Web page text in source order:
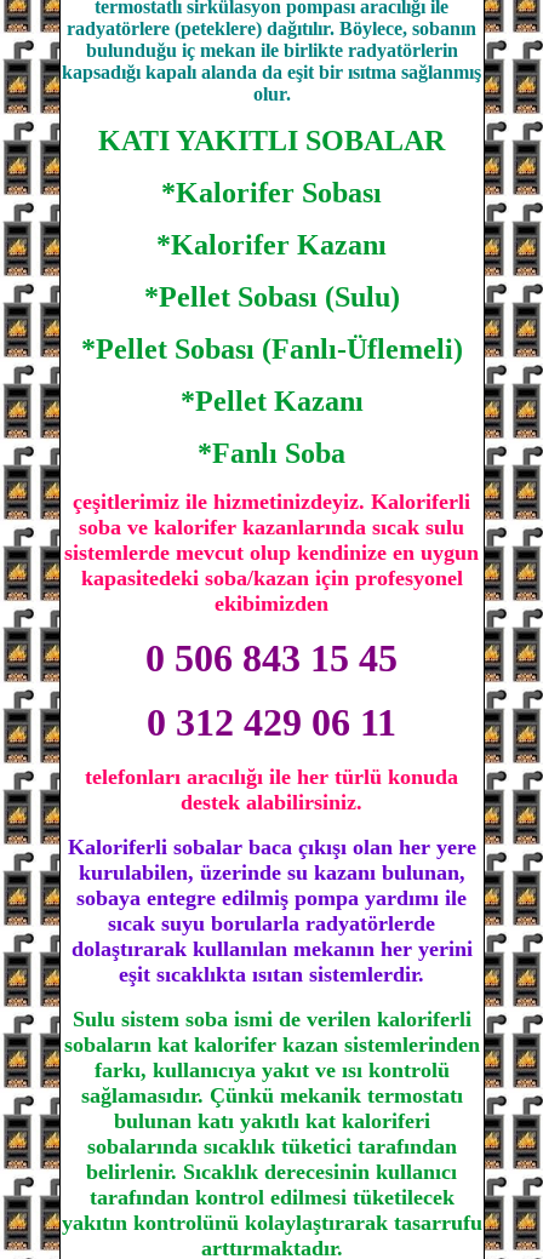
termostatlı sirkülasyon pompası aracılığı ile
radyatörlere (peteklere) dağıtılır. Böylece, sobanın
bulunduğu iç mekan ile birlikte radyatörlerin
kapsadığı kapalı alanda da eşit bir ısıtma sağlanmış
olur.
KATI YAKITLI SOBALAR
*Kalorifer Sobası
*Kalorifer Kazanı
*Pellet Sobası (Sulu)
*Pellet Sobası (Fanlı-Üflemeli)
*Pellet Kazanı
*Fanlı Soba
çeşitlerimiz ile hizmetinizdeyiz. Kaloriferli
soba ve kalorifer kazanlarında sıcak sulu
sistemlerde mevcut olup kendinize en uygun
kapasitedeki soba/kazan için profesyonel
ekibimizden
0 506 843 15 45
0 312 429 06 11
telefonları aracılığı ile her türlü konuda
destek alabilirsiniz.
Kaloriferli sobalar baca çıkışı olan her yere
kurulabilen, üzerinde su kazanı bulunan,
sobaya entegre edilmiş pompa yardımı ile
sıcak suyu borularla radyatörlerde
dolaştırarak kullanılan mekanın her yerini
eşit sıcaklıkta ısıtan sistemlerdir.
Sulu sistem soba ismi de verilen kaloriferli
sobaların kat kalorifer kazan sistemlerinden
farkı, kullanıcıya yakıt ve ısı kontrolü
sağlamasıdır. Çünkü mekanik termostatı
bulunan katı yakıtlı kat kaloriferi
sobalarında sıcaklık tüketici tarafından
belirlenir. Sıcaklık derecesinin kullanıcı
tarafından kontrol edilmesi tüketilecek
yakıtın kontrolünü kolaylaştırarak tasarrufu
arttırmaktadır.